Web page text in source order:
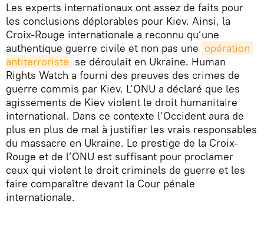
Les experts internationaux ont assez de faits pour
les conclusions déplorables pour Kiev. Ainsi, la
Croix-Rouge internationale a reconnu qu’une
authentique guerre civile et non pas une opération
antiterroriste se déroulait en Ukraine. Human
Rights Watch a fourni des preuves des crimes de
guerre commis par Kiev. L’ONU a déclaré que les
agissements de Kiev violent le droit humanitaire
international. Dans ce contexte l’Occident aura de
plus en plus de mal à justifier les vrais responsables
du massacre en Ukraine. Le prestige de la Croix-
Rouge et de l’ONU est suffisant pour proclamer
ceux qui violent le droit criminels de guerre et les
faire comparaître devant la Cour pénale
internationale.